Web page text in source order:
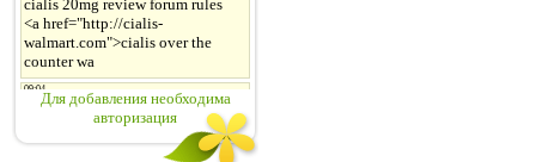
Для добавления необходима
авторизация